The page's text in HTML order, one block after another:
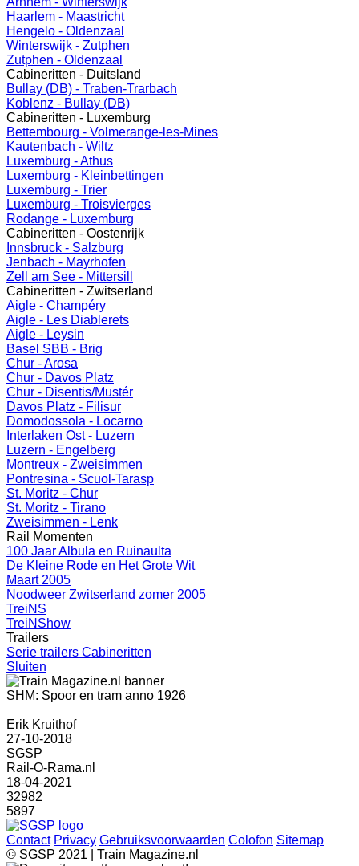
Haarlem - Maastricht
Hengelo - Oldenzaal
Winterswijk - Zutphen
Zutphen - Oldenzaal
Cabineritten - Duitsland
Bullay (DB) - Traben-Trarbach
Koblenz - Bullay (DB)
Cabineritten - Luxemburg
Bettembourg - Volmerange-les-Mines
Kautenbach - Wiltz
Luxemburg - Athus
Luxemburg - Kleinbettingen
Luxemburg - Trier
Luxemburg - Troisvierges
Rodange - Luxemburg
Cabineritten - Oostenrijk
Innsbruck - Salzburg
Jenbach - Mayrhofen
Zell am See - Mittersill
Cabineritten - Zwitserland
Aigle - Champéry
Aigle - Les Diablerets
Aigle - Leysin
Basel SBB - Brig
Chur - Arosa
Chur - Davos Platz
Chur - Disentis/Mustér
Davos Platz - Filisur
Domodossola - Locarno
Interlaken Ost - Luzern
Luzern - Engelberg
Montreux - Zweisimmen
Pontresina - Scuol-Tarasp
St. Moritz - Chur
St. Moritz - Tirano
Zweisimmen - Lenk
Rail Momenten
100 Jaar Albula en Ruinaulta
De Kleine Rode en Het Grote Wit
Maart 2005
Noodweer Zwitserland zomer 2005
TreiNS
TreiNShow
Trailers
Serie trailers Cabineritten
Sluiten
SHM: Spoor en tram anno 1926
Erik Kruithof
27-10-2018
SGSP
Rail-O-Rama.nl
18-04-2021
32982
5897
Contact Privacy Gebruiksvoorwaarden Colofon Sitemap
© SGSP 2021 | Train Magazine.nl